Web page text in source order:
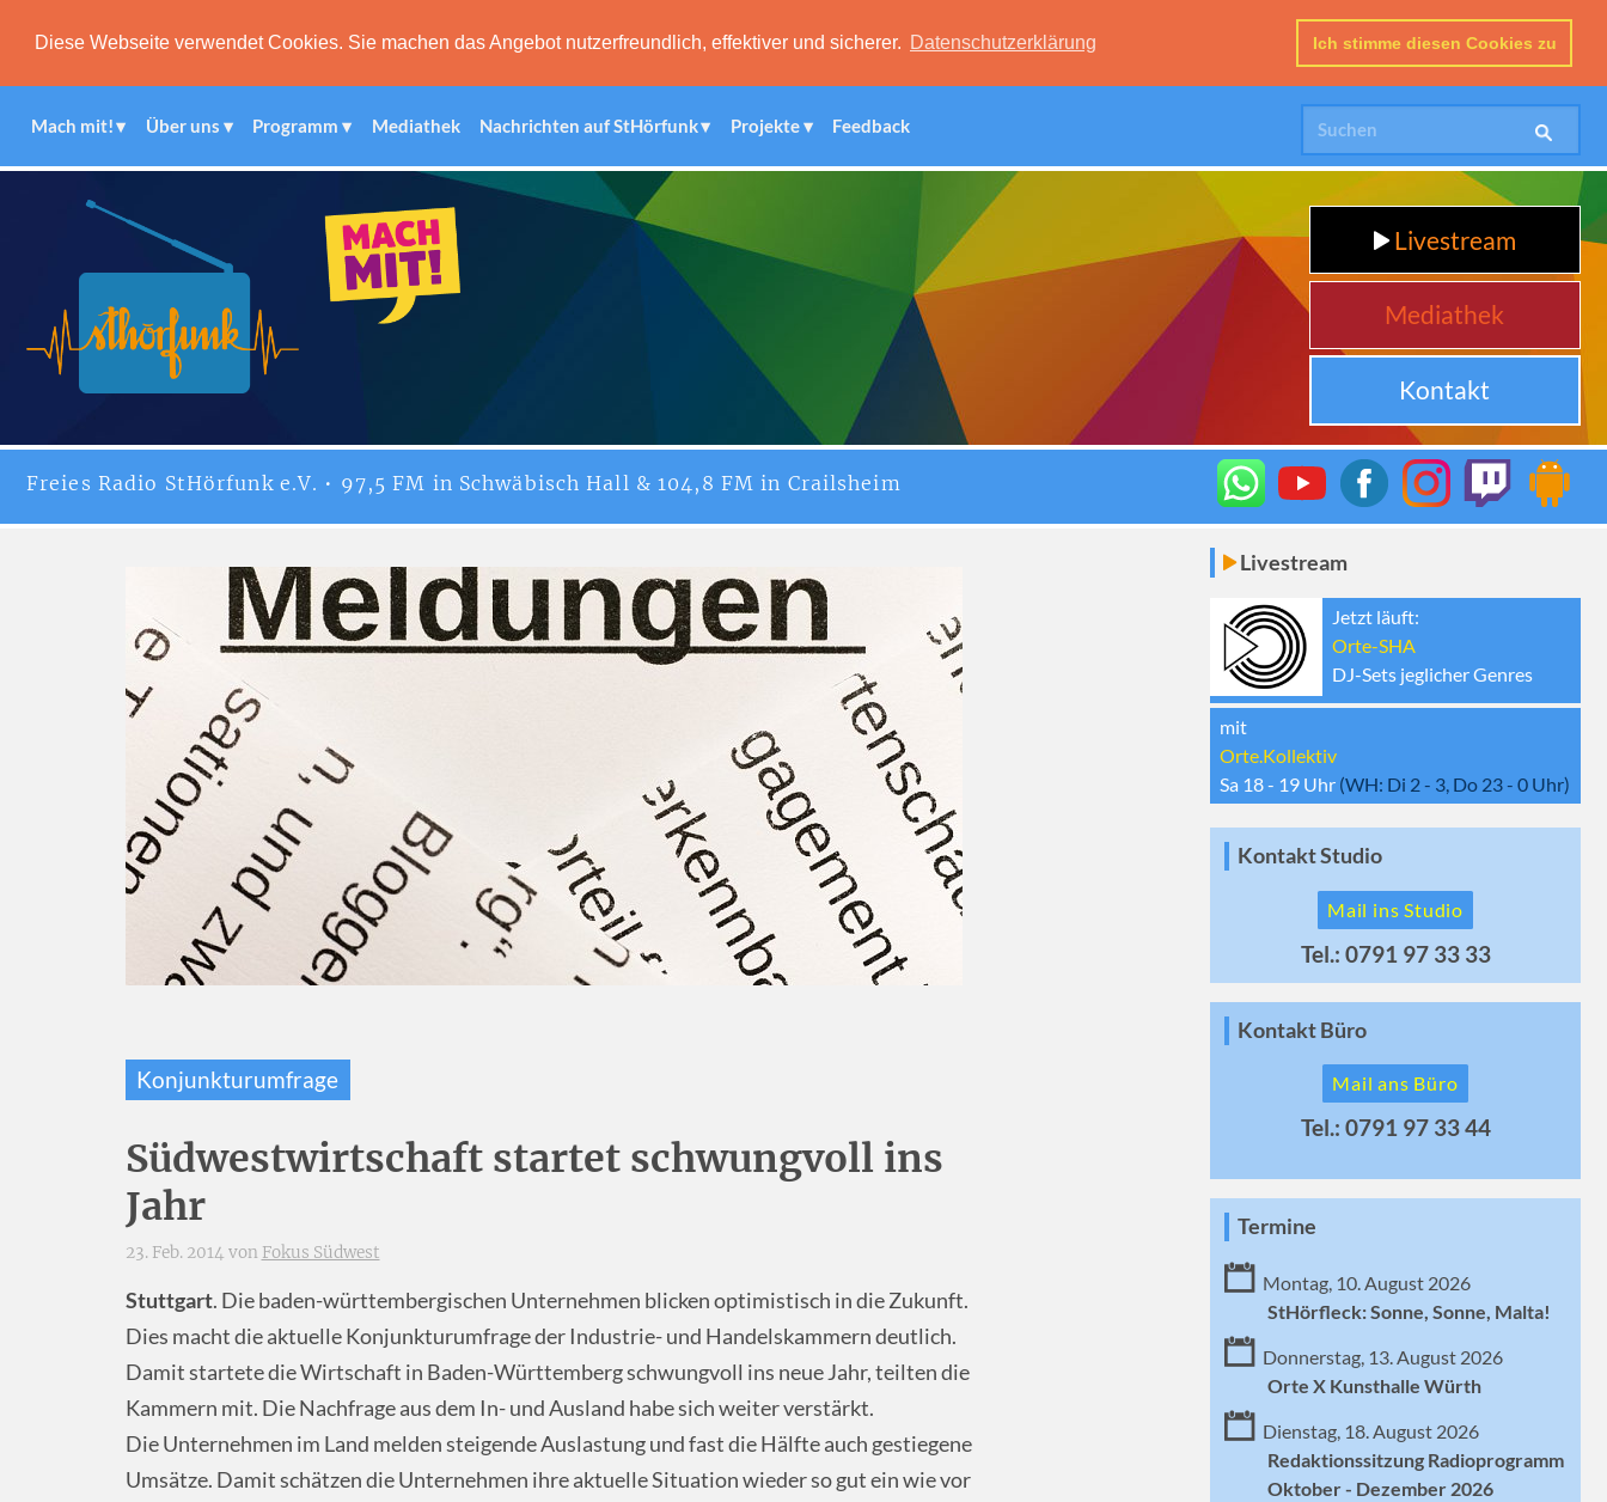
Diese Webseite verwendet Cookies. Sie machen das Angebot nutzerfreundlich, effektiver und sicherer. Datenschutzerklärung Ich stimme diesen Cookies zu
Mach mit! Über uns Programm Mediathek Nachrichten auf StHörfunk Projekte Feedback
Livestream
Mediathek
Kontakt
Freies Radio StHörfunke.V. • 97,5 FM in Schwäbisch Hall & 104,8 FM in Crailsheim
Konjunkturumfrage
Südwestwirtschaft startet schwungvoll ins
Jahr
23. Feb. 2014 von Fokus Südwest
Stuttgart. Die baden-württembergischen Unternehmen blicken optimistisch in die Zukunft.
Dies macht die aktuelle Konjunkturumfrage der Industrie- und Handelskammern deutlich.
Damit startete die Wirtschaft in Baden-Württemberg schwungvoll ins neue Jahr, teilten die
Kammern mit. Die Nachfrage aus dem In- und Ausland habe sich weiter verstärkt.
Die Unternehmen im Land melden steigende Auslastung und fast die Hälfte auch gestiegene
Umsätze. Damit schätzen die Unternehmen ihre aktuelle Situation wieder so gut ein wie vor
Livestream
Jetzt läuft:
Orte-SHA
DJ-Sets jeglicher Genres
mit
Orte.Kollektiv
Sa 18 - 19 Uhr (WH: Di 2 - 3, Do 23 - 0 Uhr)
Kontakt Studio
Mail ins Studio
Tel.: 0791 97 33 33
Kontakt Büro
Mail ans Büro
Tel.: 0791 97 33 44
Termine
Montag, 10. August 2026
StHörfleck: Sonne, Sonne, Malta!
Donnerstag, 13. August 2026
Orte X Kunsthalle Würth
Dienstag, 18. August 2026
Redaktionssitzung Radioprogramm
Oktober - Dezember 2026